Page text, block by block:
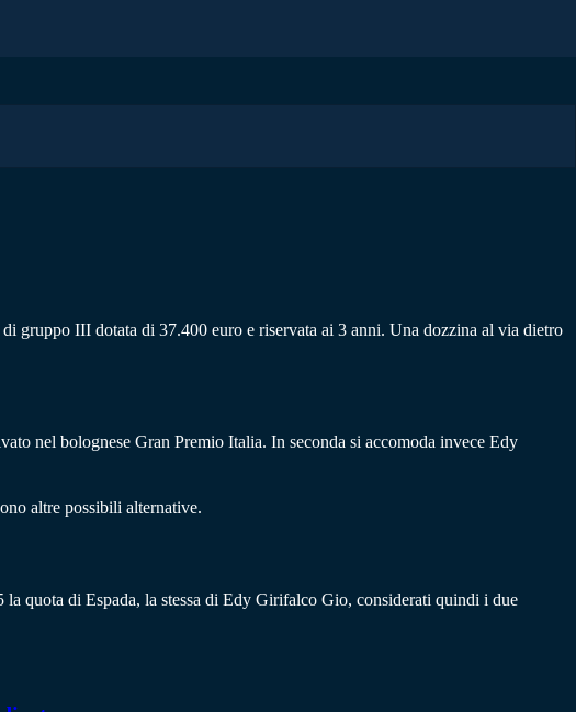
gruppo III dotata di 37.400 euro e riservata ai 3 anni. Una dozzina al via dietro
nel bolognese Gran Premio Italia. In seconda si accomoda invece Edy
altre possibili alternative.
quota di Espada, la stessa di Edy Girifalco Gio, considerati quindi i due